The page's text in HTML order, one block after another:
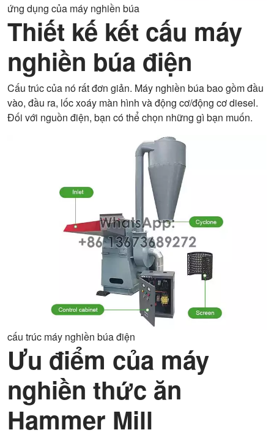
ứng dụng của máy nghiền búa
Thiết kế kết cấu máy
nghiền búa điện
Cấu trúc của nó rất đơn giản. Máy nghiền búa bao gồm đầu
vào, đầu ra, lốc xoáy màn hình và động cơ/động cơ diesel.
Đối với nguồn điện, bạn có thể chọn những gì bạn muốn.
cấu trúc máy nghiền búa điện
Ưu điểm của máy
nghiền thức ăn
Hammer Mill